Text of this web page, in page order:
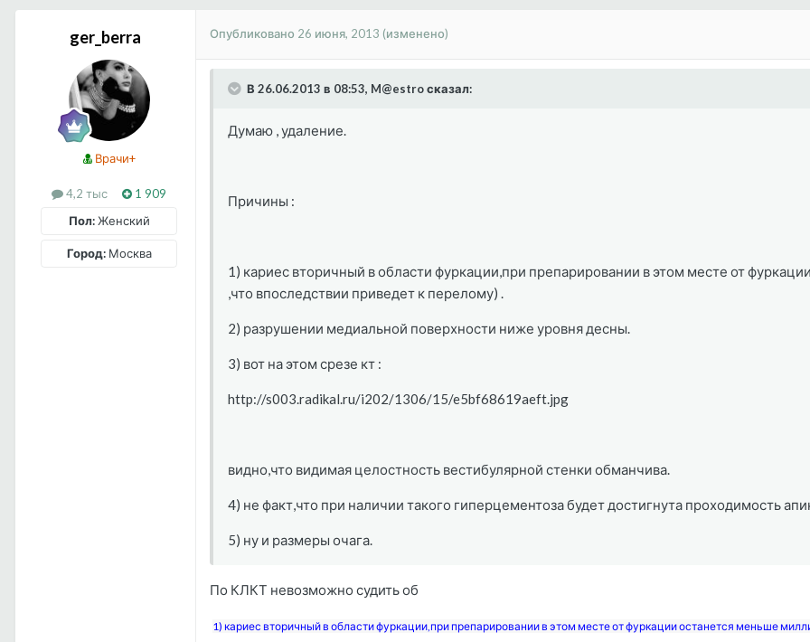
ger_berra
Врачи+
4,2 тыс
1 909
Пол:Женский
Город:Москва
Опубликовано 26 июня, 2013 (изменено)
В 26.06.2013 в 08:53, M@estro сказал:
Думаю , удаление.
Причины :
1) кариес вторичный в области фуркации,при препарировании в этом месте от
,что впоследствии приведет к перелому) .
2) разрушении медиальной поверхности ниже уровня десны.
3) вот на этом срезе кт :
http://s003.radikal.ru/i202/1306/15/e5bf68619aeft.jpg
видно,что видимая целостность вестибулярной стенки обманчива.
4) не факт,что при наличии такого гиперцементоза будет достигнута проходимость
5) ну и размеры очага.
По КЛКТ невозможно судить об
1) кариес вторичный в области фуркации,при препарировании в этом месте от фуркации останется меньше